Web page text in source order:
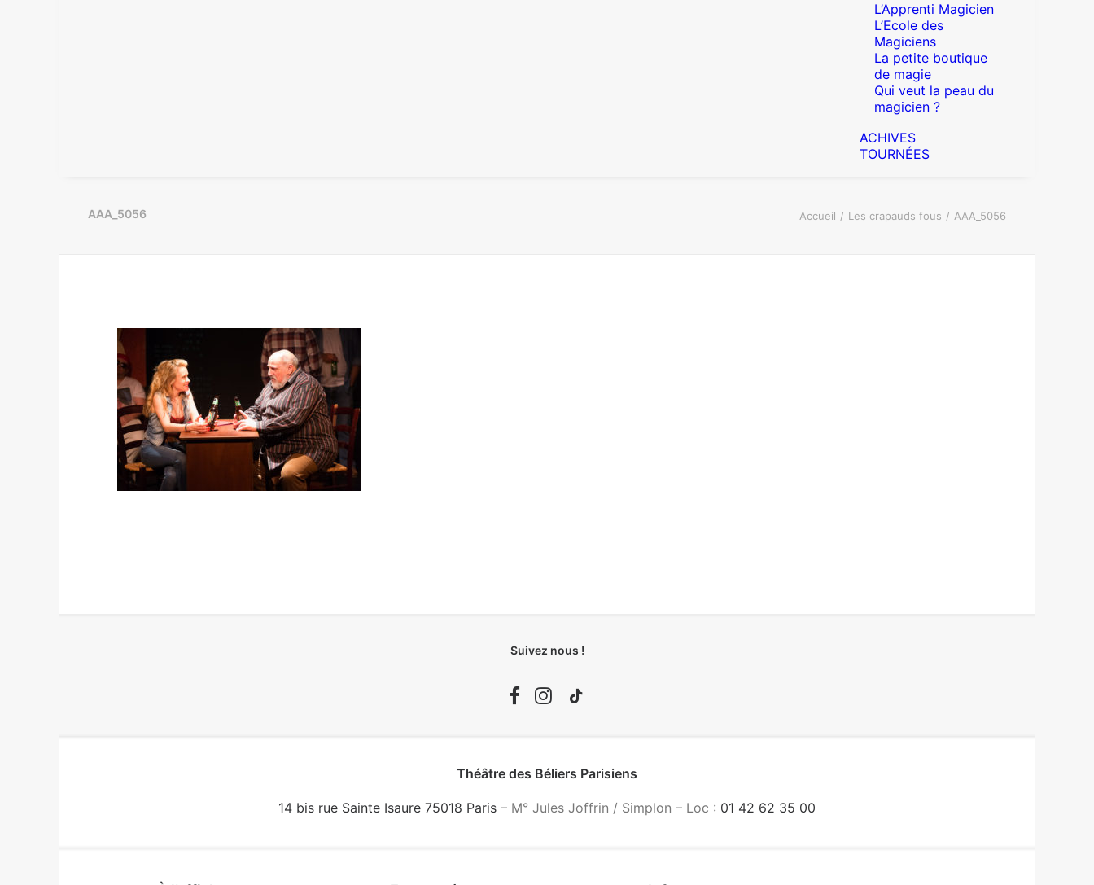
L’Apprenti Magicien
L’Ecole des
Magiciens
La petite boutique
de magie
Qui veut la peau du
magicien ?
ACHIVES
TOURNÉES
AAA_5056 Accueil Les crapauds fous AAA_5056
Suivez nous !
Théâtre des Béliers Parisiens
14 bis rue Sainte Isaure 75018 Paris – M° Jules Joffrin / Simplon – Loc : 01 42 62 35 00